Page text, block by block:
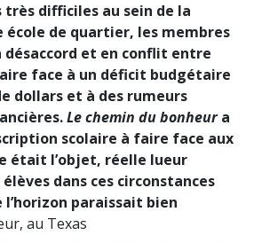
très difficiles au sein de la
de quartier, les membres
désaccord et en conflit entre
face à un déficit budgétaire
dollars et à des rumeurs
Le chemin du bonheura
scolaire à faire face aux
était l’objet, réelle lueur
élèves dans ces circonstances
paraissait bien
au Texas